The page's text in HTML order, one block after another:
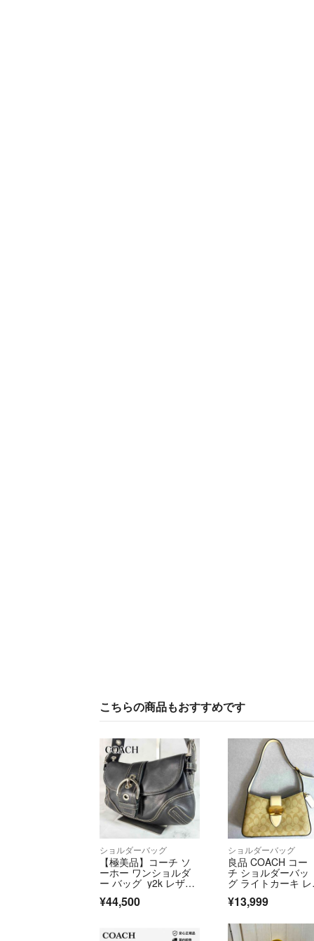
こちらの商品もおすすめです
ショルダーバッグ
【極美品】コーチ ソ
ーホー ワンショルダ
ー バッグ y2k レザ
ー ブラック
¥44,500
ショルダーバッグ
良品 COACH コー
チ ショルダーバッ
グ ライトカーキ レ
ー ベージュ系 シグ
チャー
¥13,999